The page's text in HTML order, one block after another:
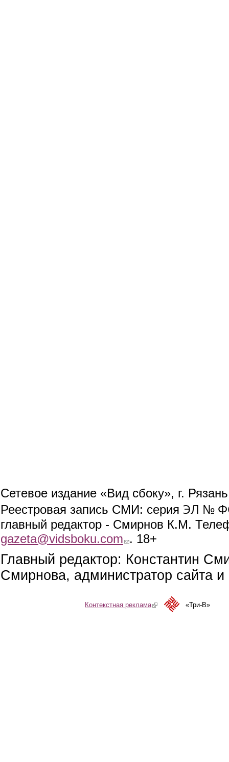
Сетевое издание «Вид сбоку», г.
Реестровая запись СМИ: серия ЭЛ №
главный редактор - Смирнов К.М.
gazeta@vidsboku.com (link sends e-mail)
. 18+
Главный редактор: Константин
Смирнова, администратор сайта
Контекстная реклама(link is external)«Три-В»